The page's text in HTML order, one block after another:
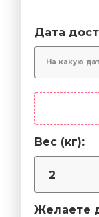
Дата
Вес (кг):
Желаете